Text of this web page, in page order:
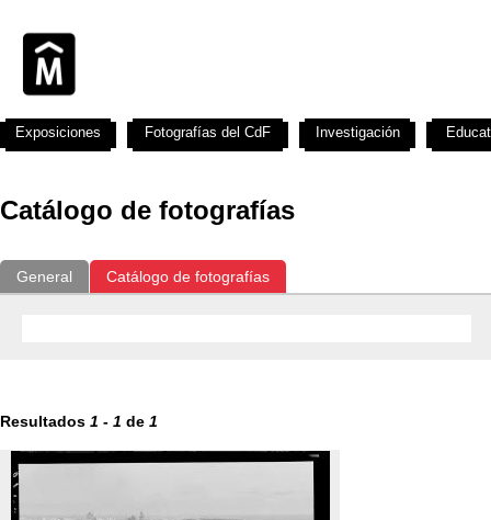
Catálogo de fotografías
General Catálogo de fotografías
Resultados 1 - 1 de 1
Exposiciones Fotografías del CdF Investigación